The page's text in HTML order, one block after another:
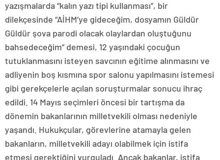
yazışmalarda “kalın yazı tipi kullanması”, bir
dilekçesinde “AİHM’ye gideceğim, dosyamın Güldür
Güldür şova parodi olacak olaylardan oluştuğunu
bahsedeceğim” demesi, 12 yaşındaki çocuğun
tutuklanmasını isteyen savcının eğitime alınmasını ve
adliyenin boş kısmına spor salonu yapılmasını istemesi
gibi gerekçelerle açılan soruşturmalar sonucu ihraç
edildi. 14 Mayıs seçimleri öncesi bir tartışma da
dönemin bakanlarının milletvekili olması nedeniyle
yaşandı. Hukukçular, görevlerine atamayla gelen
bakanların, milletvekili adayı olabilmek için istifa
etmesi gerektiğini vurguladı. Ancak bakanlar, istifa